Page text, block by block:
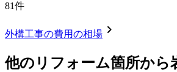
81件
外構工事の費用の相場 chevron_right
他のリフォーム箇所から